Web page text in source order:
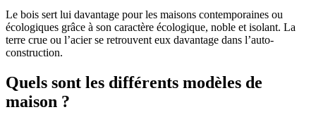
Le bois sert lui davantage pour les maisons contemporaines ou
écologiques grâce à son caractère écologique, noble et isolant. La
terre crue ou l’acier se retrouvent eux davantage dans l’auto-
construction.
Quels sont les différents modèles de
maison ?